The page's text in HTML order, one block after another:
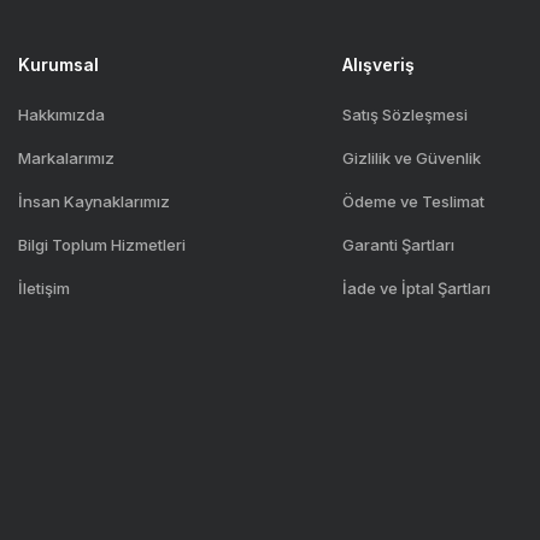
Kurumsal
Hakkımızda
Markalarımız
İnsan Kaynaklarımız
Bilgi Toplum Hizmetleri
İletişim
Alışveriş
Satış Sözleşmesi
Gizlilik ve Güvenlik
Ödeme ve Teslimat
Garanti Şartları
İade ve İptal Şartları